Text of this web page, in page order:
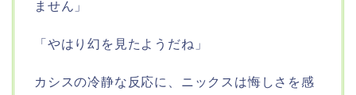
ません」
「やはり幻を見たようだね」
カシスの冷静な反応に、ニックスは悔しさを感